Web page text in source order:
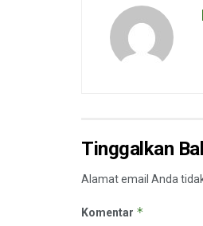
Tinggalkan
Alamat email Anda
Komentar *